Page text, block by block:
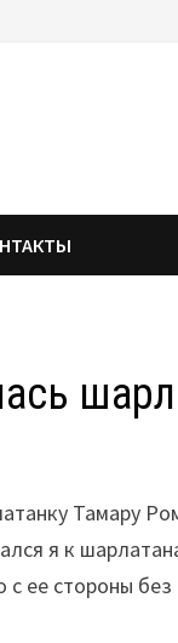
Тамару
я к
с ее стороны